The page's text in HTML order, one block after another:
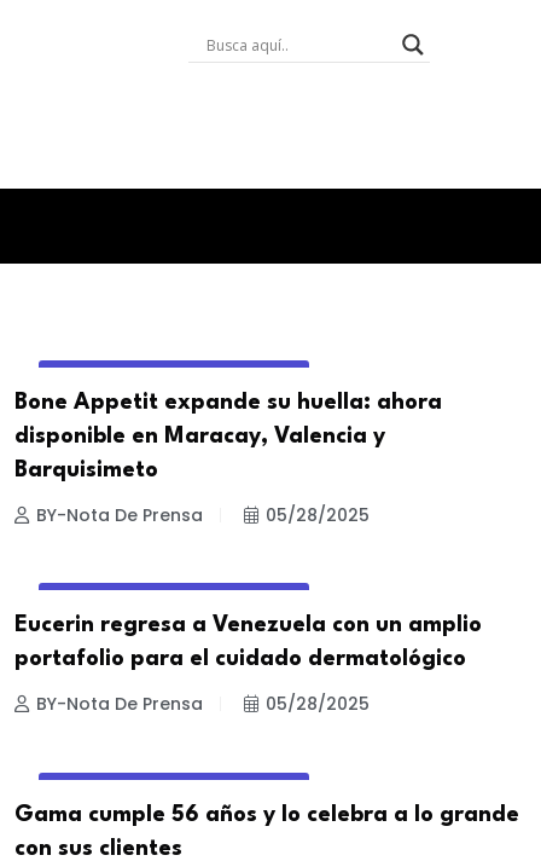
Bone Appetit expande su huella: ahora
disponible en Maracay, Valencia y
Barquisimeto
BY-Nota De Prensa 05/28/2025
Eucerin regresa a Venezuela con un amplio
portafolio para el cuidado dermatológico
BY-Nota De Prensa 05/28/2025
Gama cumple 56 años y lo celebra a lo grande
con sus clientes